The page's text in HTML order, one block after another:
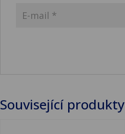
Související produkty